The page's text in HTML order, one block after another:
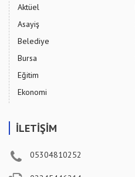
Aktüel
Asayiş
Belediye
Bursa
Eğitim
Ekonomi
İLETİŞİM
05304810252